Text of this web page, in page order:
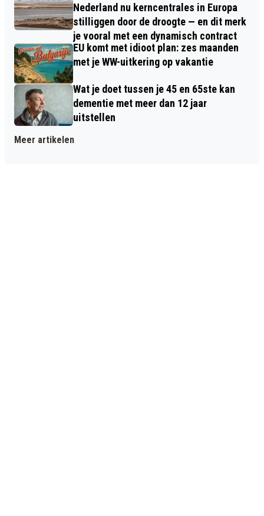
Nederland nu kerncentrales in Europa
stilliggen door de droogte — en dit merk
je vooral met een dynamisch contract
EU komt met idioot plan: zes maanden
met je WW-uitkering op vakantie
Wat je doet tussen je 45 en 65ste kan
dementie met meer dan 12 jaar
uitstellen
Meer artikelen